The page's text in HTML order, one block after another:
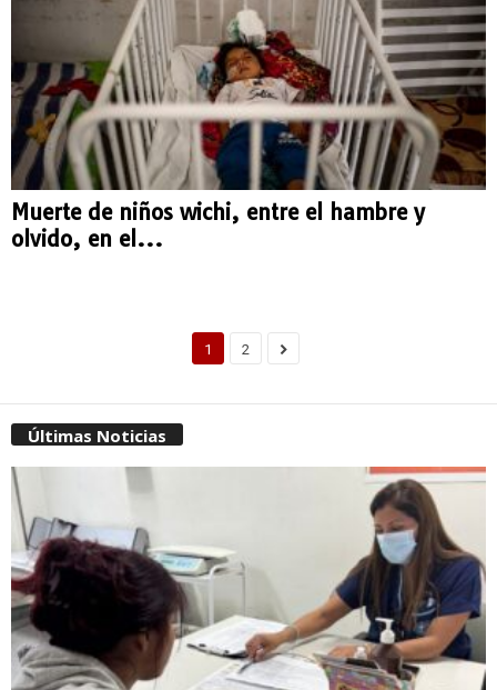
Muerte de niños wichi, entre el hambre y
olvido, en el...
1 2
Últimas Noticias